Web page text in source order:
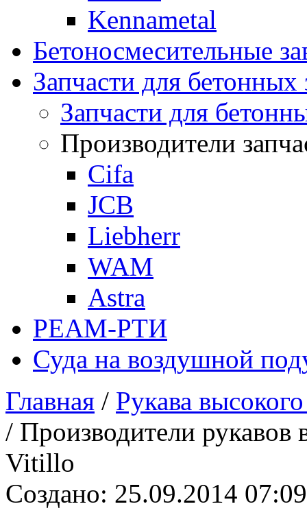
Kennametal
Бетоносмесительные
Запчасти для бетонных
Запчасти для
Производители
Cifa
JCB
Liebherr
WAM
Astra
РЕАМ-РТИ
Суда на воздушной
Главная / Рукава
/ Производители рукавов
Vitillo
Создано: 25.09.2014 07:09